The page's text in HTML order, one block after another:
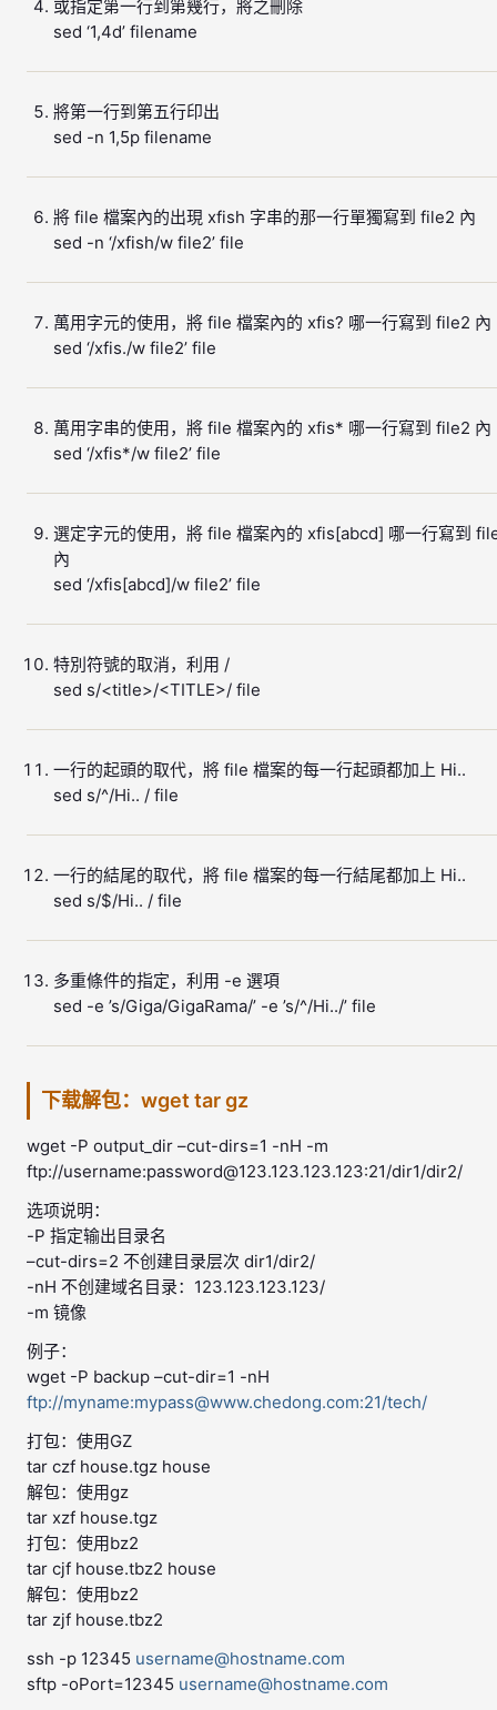
或指定第一行到第幾行，將之刪除
sed ‘1,4d’ filename
將第一行到第五行印出
sed -n 1,5p filename
將 file 檔案內的出現 xfish 字串的那一行單獨寫到 file2 內
sed -n ‘/xfish/w file2’ file
萬用字元的使用，將 file 檔案內的 xfis? 哪一行寫到 file2 內
sed ‘/xfis./w file2’ file
萬用字串的使用，將 file 檔案內的 xfis* 哪一行寫到 file2 內
sed ‘/xfis*/w file2’ file
選定字元的使用，將 file 檔案內的 xfis[abcd] 哪一行寫到
內
sed ‘/xfis[abcd]/w file2’ file
特別符號的取消，利用 /
sed s/<title>/<TITLE>/ file
一行的起頭的取代，將 file 檔案的每一行起頭都加上 Hi..
sed s/^/Hi.. / file
一行的結尾的取代，將 file 檔案的每一行結尾都加上 Hi..
sed s/$/Hi.. / file
多重條件的指定，利用 -e 選項
sed -e ’s/Giga/GigaRama/’ -e ’s/^/Hi../’ file
下载解包：wget tar gz
wget -P output_dir –cut-dirs=1 -nH -m
ftp://username:password@123.123.123.123:21/dir1/dir2/
选项说明：
-P 指定输出目录名
–cut-dirs=2 不创建目录层次 dir1/dir2/
-nH 不创建域名目录：123.123.123.123/
-m 镜像
例子：
wget -P backup –cut-dir=1 -nH
ftp://myname:mypass@www.chedong.com:21/tech/
打包：使用GZ
tar czf house.tgz house
解包：使用gz
tar xzf house.tgz
打包：使用bz2
tar cjf house.tbz2 house
解包：使用bz2
tar zjf house.tbz2
ssh -p 12345 username@hostname.com
sftp -oPort=12345 username@hostname.com